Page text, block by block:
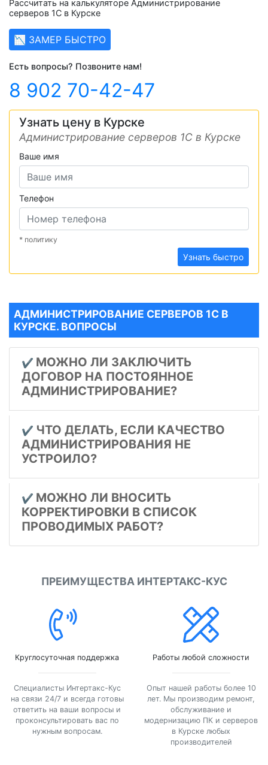
Рассчитать на калькуляторе Администрирование
серверов 1С в Курске
📉 ЗАМЕР БЫСТРО
Есть вопросы? Позвоните нам!
8 902 70-42-47
Узнать цену в Курске
Администрирование серверов 1С в Курске
Ваше имя
Телефон
* политику
Узнать быстро
АДМИНИСТРИРОВАНИЕ СЕРВЕРОВ 1С В
КУРСКЕ. ВОПРОСЫ
✔️ МОЖНО ЛИ ЗАКЛЮЧИТЬ
ДОГОВОР НА ПОСТОЯННОЕ
АДМИНИСТРИРОВАНИЕ?
✔️ ЧТО ДЕЛАТЬ, ЕСЛИ КАЧЕСТВО
АДМИНИСТРИРОВАНИЯ НЕ
УСТРОИЛО?
✔️ МОЖНО ЛИ ВНОСИТЬ
КОРРЕКТИРОВКИ В СПИСОК
ПРОВОДИМЫХ РАБОТ?
ПРЕИМУЩЕСТВА ИНТЕРТАКС-КУС
Круглосуточная поддержка
Специалисты Интертакс-Кус
на связи 24/7 и всегда готовы
ответить на ваши вопросы и
проконсультировать вас по
нужным вопросам.
Работы любой сложности
Опыт нашей работы более 10
лет. Мы производим ремонт,
обслуживание и
модернизацию ПК и серверов
в Курске любых
производителей